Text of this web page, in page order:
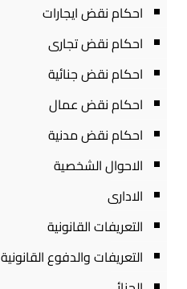
احكام نقض ايجارات
احكام نقض تجارى
احكام نقض جنائية
احكام نقض عمال
احكام نقض مدنية
الاحوال الشخصية
الادارى
التعريفات القانونية
التعريفات والدفوع القانونية